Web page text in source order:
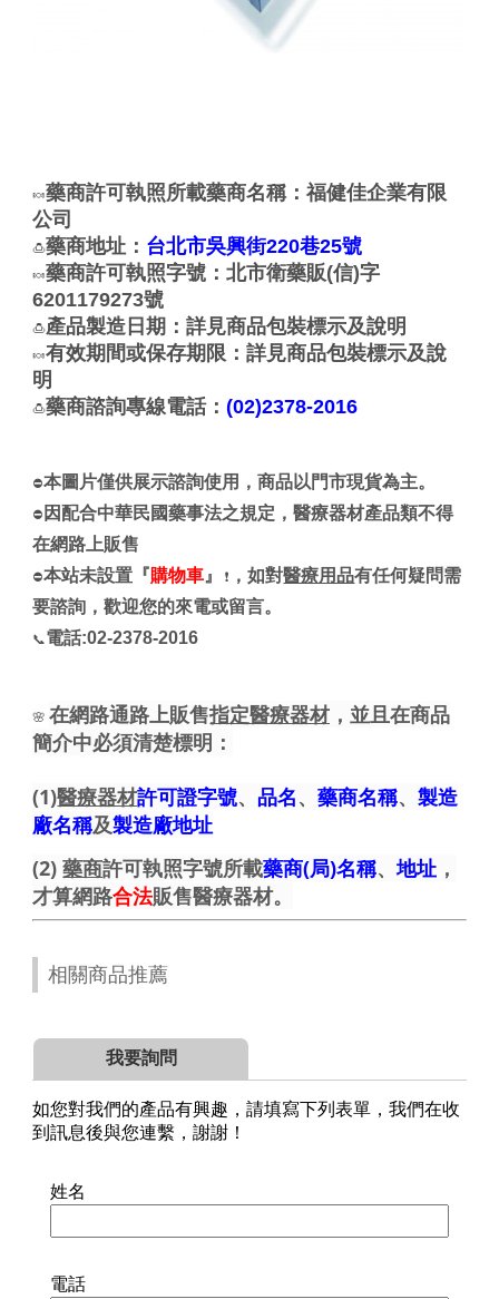
🍬藥商許可執照所載藥商名稱：福健佳企業有限
公司
🍮藥商地址： 台北市吳興街220巷25號
🍬藥商許可執照字號：北市衛藥販(信)字
6201179273號
🍮產品製造日期：詳見商品包裝標示及說明
🍬有效期間或保存期限：詳見商品包裝標示及說
明
🍮藥商諮詢專線電話：(02)2378-2016
⛔本圖片僅供展示諮詢使用，商品以門市現貨為主。
⛔ 因配合中華民國藥事法之規定，醫療器材產品類不得
在網路上販售
⛔本站未設置『購物車』 ❗ ，如對醫療用品有任何疑問需
要諮詢，歡迎您的來電或留言。
📞電話:02-2378-2016
🌸在網路通路上販售指定醫療器材 ，並且在商品
簡介中必須清楚標明：
(1)醫療器材許可證字號、 品名、藥商名稱、製造
廠名稱及製造廠地址
(2)藥商許可執照字號所載藥商(局)名稱、地址 ，
才算網路合法販售醫療器材。
相關商品推薦
我要詢問
如您對我們的產品有興趣，請填寫下列表單，我們在收
到訊息後與您連繫，謝謝！
姓名
電話